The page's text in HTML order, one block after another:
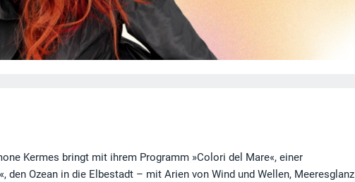
Kermes bringt mit ihrem Programm »Colori del Mare«, einer
den Ozean in die Elbestadt – mit Arien von Wind und Wellen, Meeresglanz